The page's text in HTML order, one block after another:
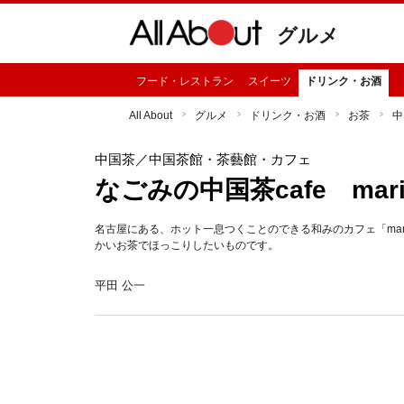
グルメ
フード・レストラン スイーツ ドリンク・お酒
All About グルメ ドリンク・お酒 お茶
中国茶／中国茶館・茶藝館・カフェ
なごみの中国茶cafe
名古屋にある、ホット一息つくことのできる和みのカフェ「
かいお茶でほっこりしたいものです。
平田 公一